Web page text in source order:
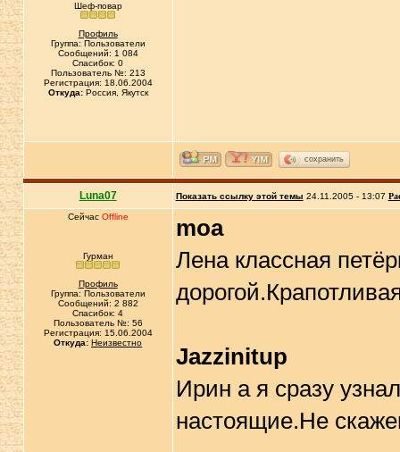
Шеф-повар
Профиль
Группа: Пользователи
Сообщений: 1 084
Спасибок: 0
Пользователь №: 213
Регистрация: 18.06.2004
Откуда:Россия, Якутск
сохранить
Luna07 Показать ссылку этой темы 24.11.2005 - 13:07
Сейчас Offline
Гурман
Профиль
Группа: Пользователи
Сообщений: 2 882
Спасибок: 4
Пользователь №: 56
Регистрация: 15.06.2004
Откуда: Неизвестно
moa
Лена классная
Jazzinitup
Ирин а я сразу
настоящие.Не